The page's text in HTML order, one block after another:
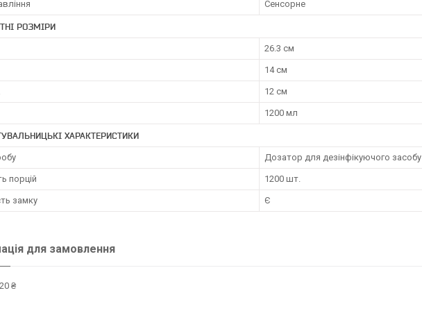
Сенсорне
РОЗМІРИ
26.3 см
14 см
12 см
1200 мл
ХАРАКТЕРИСТИКИ
Дозатор для дезінфікуючого засобу
порцій 1200 шт.
замку Є
для замовлення
₴